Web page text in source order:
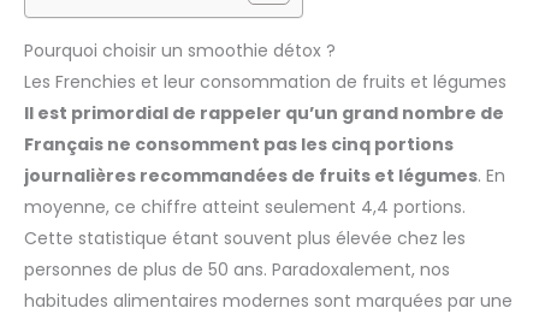
Pourquoi choisir un smoothie détox ?
Les Frenchies et leur consommation de fruits et légumes
Il est primordial de rappeler qu’un grand nombre de
Français ne consomment pas les cinq portions
journalières recommandées de fruits et légumes. En
moyenne, ce chiffre atteint seulement 4,4 portions.
Cette statistique étant souvent plus élevée chez les
personnes de plus de 50 ans. Paradoxalement, nos
habitudes alimentaires modernes sont marquées par une